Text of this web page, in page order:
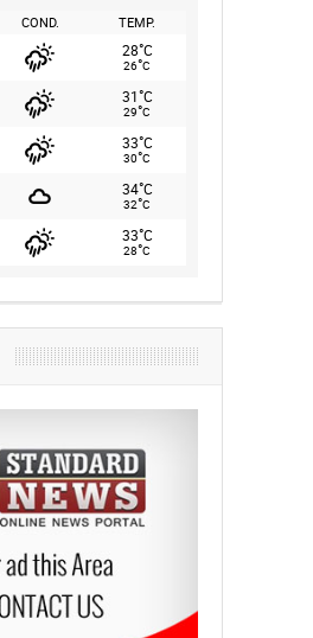
COND. TEMP.
28°C
26°C
31°C
29°C
33°C
30°C
34°C
32°C
33°C
28°C